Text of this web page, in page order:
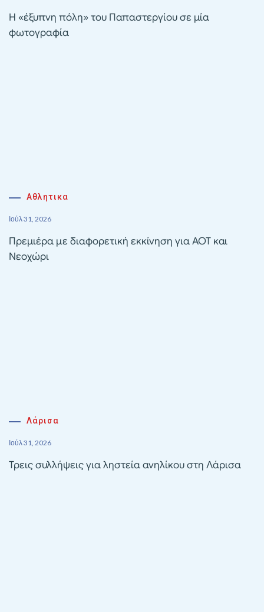
Η «έξυπνη πόλη» του Παπαστεργίου σε μία
φωτογραφία
Αθλητικα
Ιούλ 31, 2026
Πρεμιέρα με διαφορετική εκκίνηση για ΑΟΤ και
Νεοχώρι
Λάρισα
Ιούλ 31, 2026
Τρεις συλλήψεις για ληστεία ανηλίκου στη Λάρισα